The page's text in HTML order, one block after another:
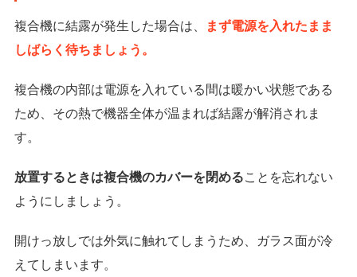
複合機に結露が発生した場合は、
まず電源を入れたまま
しばらく待ちましょう。
複合機の内部は電源を入れている間は暖かい状態である
ため、その熱で機器全体が温まれば結露が解消されま
す。
放置するときは複合機のカバーを閉めることを忘れない
ようにしましょう。
開けっ放しでは外気に触れてしまうため、ガラス面が冷
えてしまいます。